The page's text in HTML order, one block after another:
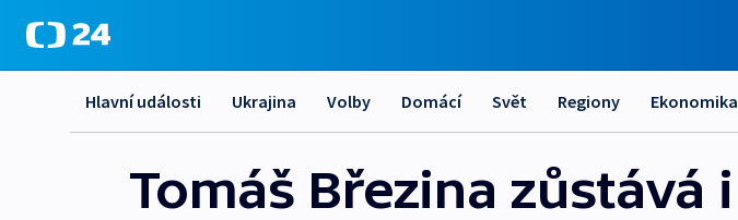
Hlavní události Ukrajina Volby Domácí Svět Regiony Ekonomika
Tomáš Březina zůstává